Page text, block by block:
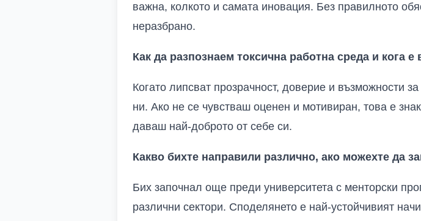
важна, колкото и самата иновация. Без правилното
неразбрано.
Как да разпознаем токсична работна среда и кога
Когато липсват прозрачност, доверие и възможности
ни. Ако не се чувстваш оценен и мотивиран, това е
даваш най-доброто от себе си.
Какво бихте направили различно, ако можехте да
Бих започнал още преди университета с менторски
различни сектори. Споделянето е най-устойчивият